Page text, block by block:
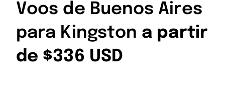
Voos de Buenos Aires
para Kingston a partir
de $336 USD